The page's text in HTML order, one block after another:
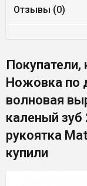
Отзывы (0)
Покупатели,
Ножовка по
волновая
каленый зуб
рукоятка
купили